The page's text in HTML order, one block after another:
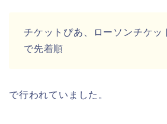
チケットぴあ、ローソンチケッ
で先着順
で行われていました。